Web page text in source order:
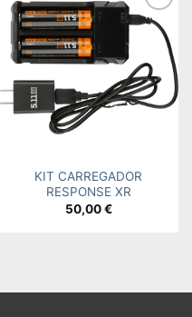
Add to
wishlist
KIT CARREGADOR
RESPONSE XR
50,00€